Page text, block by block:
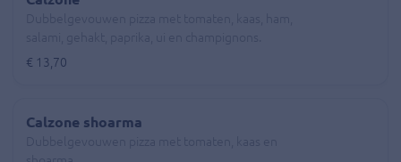
€ 13,70
Calzone shoarma